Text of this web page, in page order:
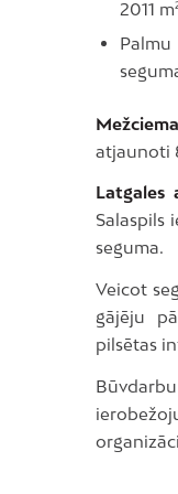
2011
atjaunoti
Latgales
Salaspils
seguma.
Veicot
gājēju
pilsētas